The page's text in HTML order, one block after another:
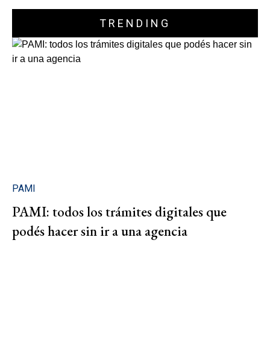
TRENDING
PAMI
PAMI: todos los trámites digitales que
podés hacer sin ir a una agencia